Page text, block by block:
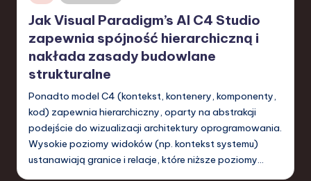
T
r
e
n
d
s
in
in
Jak Visual Paradigm’s AI C4 Studio
zapewnia spójność hierarchiczną i
nakłada zasady budowlane
strukturalne
Ponadto model C4 (kontekst, kontenery, komponenty,
kod) zapewnia hierarchiczny, oparty na abstrakcji
podejście do wizualizacji architektury oprogramowania.
Wysokie poziomy widoków (np. kontekst systemu)
ustanawiają granice i relacje, które niższe poziomy…